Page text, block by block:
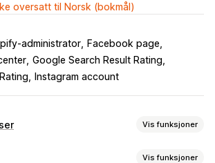
oversatt til Norsk (bokmål)
administrator
Facebook page
Google Search Result Rating
Instagram account
Vis funksjoner
Vis funksjoner